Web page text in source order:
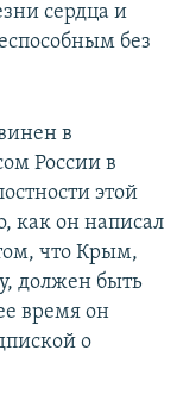
сердца и
без
в
России в
этой
как он написал
что Крым,
должен быть
время он
о